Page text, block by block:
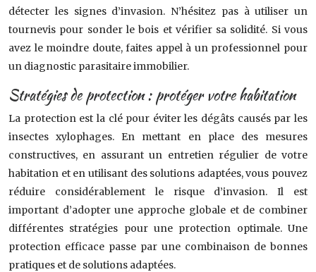
détecter les signes d’invasion. N’hésitez pas à utiliser un
tournevis pour sonder le bois et vérifier sa solidité. Si vous
avez le moindre doute, faites appel à un professionnel pour
un diagnostic parasitaire immobilier.
Stratégies de protection : protéger votre habitation
La protection est la clé pour éviter les dégâts causés par les
insectes xylophages. En mettant en place des mesures
constructives, en assurant un entretien régulier de votre
habitation et en utilisant des solutions adaptées, vous pouvez
réduire considérablement le risque d’invasion. Il est
important d’adopter une approche globale et de combiner
différentes stratégies pour une protection optimale. Une
protection efficace passe par une combinaison de bonnes
pratiques et de solutions adaptées.